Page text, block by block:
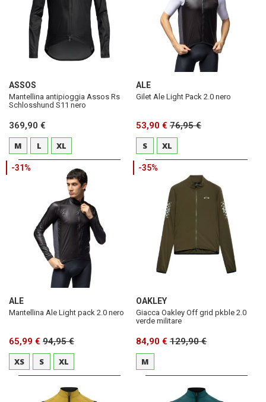
ASSOS
Mantellina antipioggia Assos Rs
Schlosshund S11 nero
369,90 €
M
L XL
ALE
Gilet Ale Light Pack 2.0 nero
53,90 € 76,95 €
S
XL
-31%
ALE
Mantellina Ale Light pack 2.0 nero
65,99 € 94,95 €
XS
S XL
-35%
OAKLEY
Giacca Oakley Off grid pkble 2.0
verde militare
84,90 € 129,90 €
M